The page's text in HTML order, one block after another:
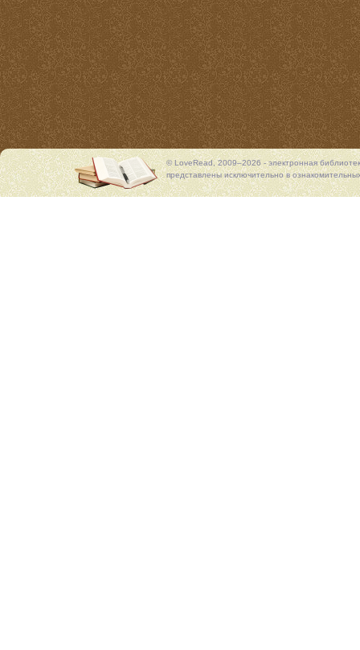
© LoveRead, 2009–2026 - электронная
представлены исключительно в